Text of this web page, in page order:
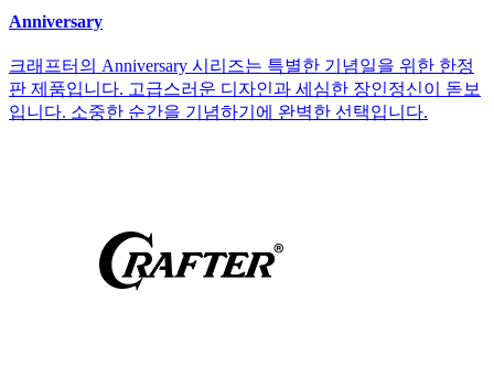
Anniversary
크래프터의 Anniversary 시리즈는 특별한 기념일을 위한 한정
판 제품입니다. 고급스러운 디자인과 세심한 장인정신이 돋보
입니다. 소중한 순간을 기념하기에 완벽한 선택입니다.